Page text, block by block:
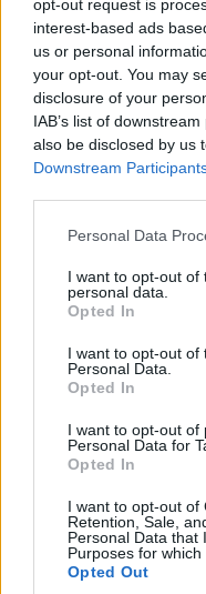
opt-out request is
interest-based ads
us or personal
your opt-out. You may
disclosure of your
IAB’s list of
also be disclosed by us
Downstream
Please note that this
not limited to your visit
grant or deny consent
use your data for below
consent section.
Personal Data
I want to opt-out of
personal data.
Opted In
I want to opt-out of
Personal Data.
Opted In
I want to opt-out of
Personal Data for
Opted In
I want to opt-out of
Retention, Sale,
Personal Data that
Purposes for which
Opted Out
Continua a
TEEN NEWS